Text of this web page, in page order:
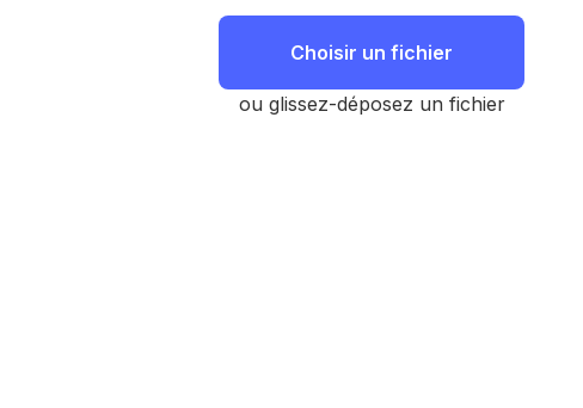
Choisir un fichier
ou glissez-déposez un fichier